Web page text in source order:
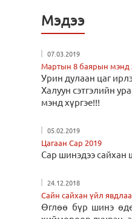
Мэдээ
07.03.2019
Мартын 8 баярын мэнд
Урин дулаан цаг
Халуун сэтгэлийн
мэнд хүргэе!!!
05.02.2019
Цагаан Сар 2019
Сар шинэдээ сайхан
24.12.2018
Сайн сайхан үйл
Өглөө бүр шинэ